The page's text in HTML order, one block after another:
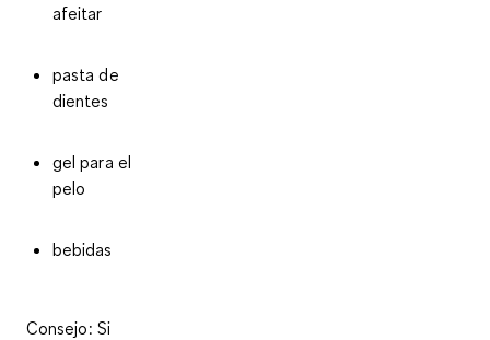
afeitar
pasta de
dientes
gel para el
pelo
bebidas
Consejo: Si